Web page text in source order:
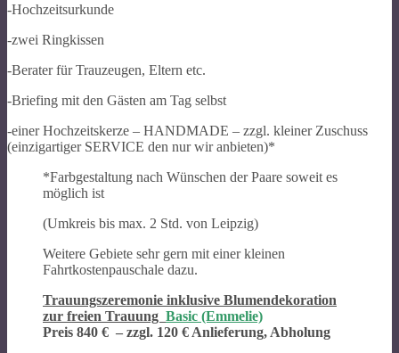
-Hochzeitsurkunde
-zwei Ringkissen
-Berater für Trauzeugen, Eltern etc.
-Briefing mit den Gästen am Tag selbst
-einer Hochzeitskerze – HANDMADE – zzgl. kleiner Zuschuss
(einzigartiger SERVICE den nur wir anbieten)*
*Farbgestaltung nach Wünschen der Paare soweit es
möglich ist
(Umkreis bis max. 2 Std. von Leipzig)
Weitere Gebiete sehr gern mit einer kleinen
Fahrtkostenpauschale dazu.
Trauungszeremonie inklusive Blumendekoration
zur freien Trauung Basic (Emmelie)
Preis 840 € – zzgl. 120 € Anlieferung, Abholung